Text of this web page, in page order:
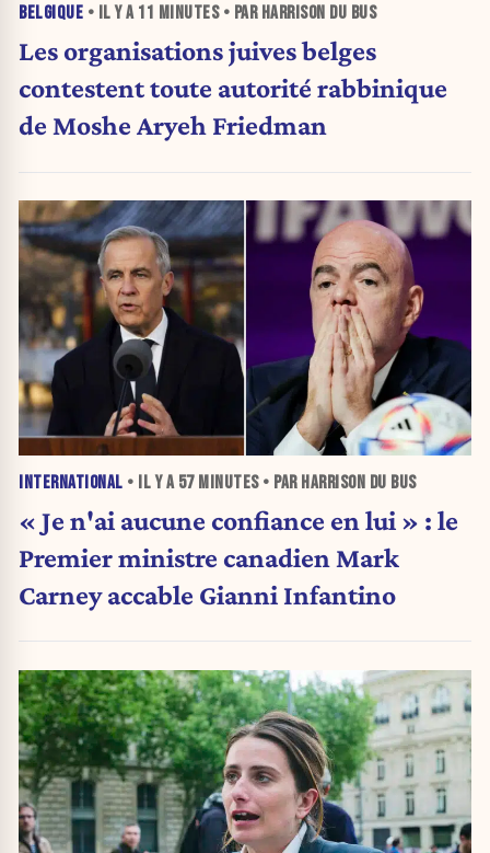
BELGIQUE • IL Y A 11 MINUTES• PAR HARRISON DU BUS
Les organisations juives belges
contestent toute autorité rabbinique
de Moshe Aryeh Friedman
INTERNATIONAL • IL Y A 57 MINUTES• PAR HARRISON DU BUS
« Je n'ai aucune confiance en lui » : le
Premier ministre canadien Mark
Carney accable Gianni Infantino